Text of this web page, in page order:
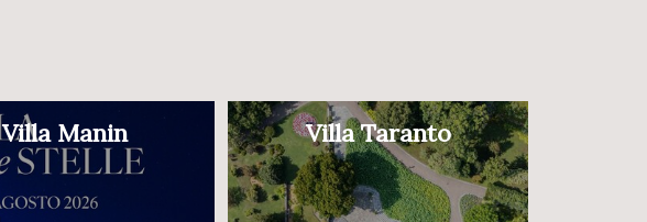
Villa Manin Villa Taranto